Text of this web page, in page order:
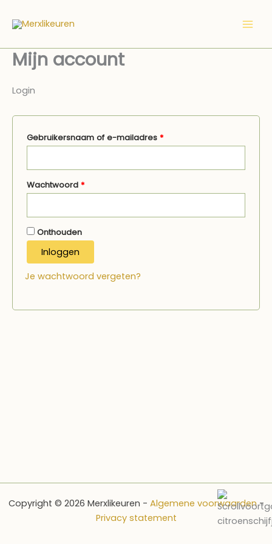
naar
inhoudMijn account
Login
Gebruikersnaam of e-mailadres *
Wachtwoord *
Onthouden
Inloggen
Je wachtwoord vergeten?
Copyright © 2026 Merxlikeuren - Algemene voorwaarden-
Privacy statement